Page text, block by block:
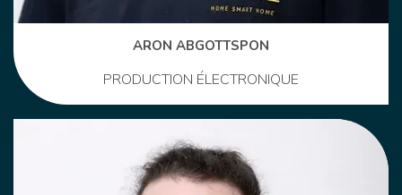
ARON ABGOTTSPON
PRODUCTION ÉLECTRONIQUE